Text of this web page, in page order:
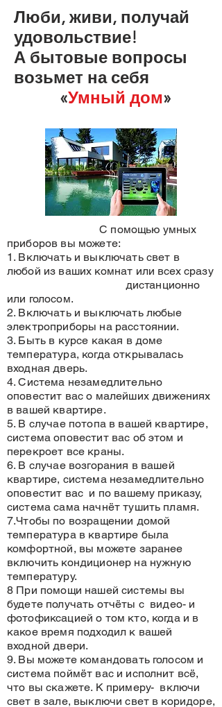
Люби, живи, получай
удовольствие!
А бытовые вопросы
возьмет на себя
«Умный дом»
С помощью умных
приборов вы можете:
1. Включать и выключать свет в
любой из ваших комнат или всех сразу
дистанционно
или голосом.
2. Включать и выключать любые
электроприборы на расстоянии.
3. Быть в курсе какая в доме
температура, когда открывалась
входная дверь.
4. Система незамедлительно
оповестит вас о малейших движениях
в вашей квартире.
5. В случае потопа в вашей квартире,
система оповестит вас об этом и
перекроет все краны.
6. В случае возгорания в вашей
квартире, система незамедлительно
оповестит вас и по вашему приказу,
система сама начнёт тушить пламя.
7.Чтобы по возращении домой
температура в квартире была
комфортной, вы можете заранее
включить кондиционер на нужную
температуру.
8 При помощи нашей системы вы
будете получать отчёты с видео- и
фотофиксацией о том кто, когда и в
какое время подходил к вашей
входной двери.
9. Вы можете командовать голосом и
система поймёт вас и исполнит всё,
что вы скажете. К примеру- включи
свет в зале, выключи свет в коридоре,